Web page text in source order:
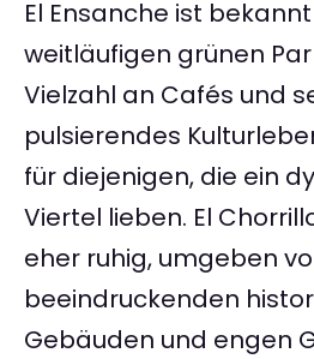
El Ensanche ist
weitläufigen grünen
Vielzahl an Cafés und
pulsierendes
für diejenigen, die ein
Viertel lieben. El
eher ruhig, umgeben
beeindruckenden
Gebäuden und engen